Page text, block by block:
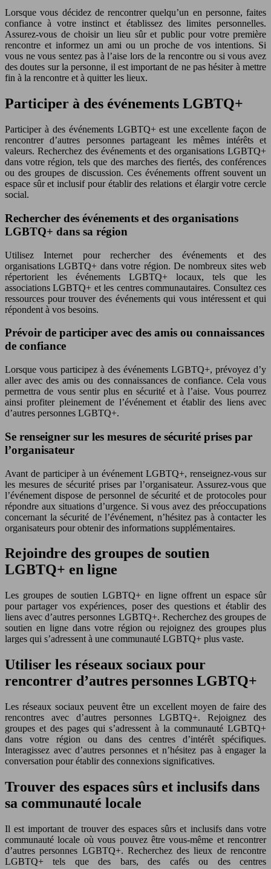
Lorsque vous décidez de rencontrer quelqu’un en personne, faites
confiance à votre instinct et établissez des limites personnelles.
Assurez-vous de choisir un lieu sûr et public pour votre première
rencontre et informez un ami ou un proche de vos intentions. Si
vous ne vous sentez pas à l’aise lors de la rencontre ou si vous avez
des doutes sur la personne, il est important de ne pas hésiter à mettre
fin à la rencontre et à quitter les lieux.
Participer à des événements LGBTQ+
Participer à des événements LGBTQ+ est une excellente façon de
rencontrer d’autres personnes partageant les mêmes intérêts et
valeurs. Recherchez des événements et des organisations LGBTQ+
dans votre région, tels que des marches des fiertés, des conférences
ou des groupes de discussion. Ces événements offrent souvent un
espace sûr et inclusif pour établir des relations et élargir votre cercle
social.
Rechercher des événements et des organisations
LGBTQ+ dans sa région
Utilisez Internet pour rechercher des événements et des
organisations LGBTQ+ dans votre région. De nombreux sites web
répertorient les événements LGBTQ+ locaux, tels que les
associations LGBTQ+ et les centres communautaires. Consultez ces
ressources pour trouver des événements qui vous intéressent et qui
répondent à vos besoins.
Prévoir de participer avec des amis ou connaissances
de confiance
Lorsque vous participez à des événements LGBTQ+, prévoyez d’y
aller avec des amis ou des connaissances de confiance. Cela vous
permettra de vous sentir plus en sécurité et à l’aise. Vous pourrez
ainsi profiter pleinement de l’événement et établir des liens avec
d’autres personnes LGBTQ+.
Se renseigner sur les mesures de sécurité prises par
l’organisateur
Avant de participer à un événement LGBTQ+, renseignez-vous sur
les mesures de sécurité prises par l’organisateur. Assurez-vous que
l’événement dispose de personnel de sécurité et de protocoles pour
répondre aux situations d’urgence. Si vous avez des préoccupations
concernant la sécurité de l’événement, n’hésitez pas à contacter les
organisateurs pour obtenir des informations supplémentaires.
Rejoindre des groupes de soutien
LGBTQ+ en ligne
Les groupes de soutien LGBTQ+ en ligne offrent un espace sûr
pour partager vos expériences, poser des questions et établir des
liens avec d’autres personnes LGBTQ+. Recherchez des groupes de
soutien en ligne dans votre région ou rejoignez des groupes plus
larges qui s’adressent à une communauté LGBTQ+ plus vaste.
Utiliser les réseaux sociaux pour
rencontrer d’autres personnes LGBTQ+
Les réseaux sociaux peuvent être un excellent moyen de faire des
rencontres avec d’autres personnes LGBTQ+. Rejoignez des
groupes et des pages qui s’adressent à la communauté LGBTQ+
dans votre région ou dans des centres d’intérêt spécifiques.
Interagissez avec d’autres personnes et n’hésitez pas à engager la
conversation pour établir des connexions significatives.
Trouver des espaces sûrs et inclusifs dans
sa communauté locale
Il est important de trouver des espaces sûrs et inclusifs dans votre
communauté locale où vous pouvez être vous-même et rencontrer
d’autres personnes LGBTQ+. Recherchez des lieux de rencontre
LGBTQ+ tels que des bars, des cafés ou des centres